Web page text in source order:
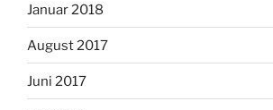
Januar 2018
August 2017
Juni 2017